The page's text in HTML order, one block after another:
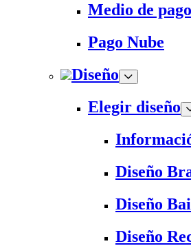
Medio de
Pago Nube
Diseño
Elegir diseño
Diseño
Diseño
Diseño